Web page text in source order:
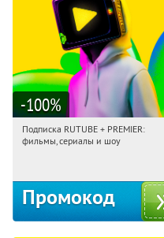
-100%
15:20:47 Получили:
Подписка RUTUBE + PREMIER:
фильмы, сериалы и шоу
Промокод